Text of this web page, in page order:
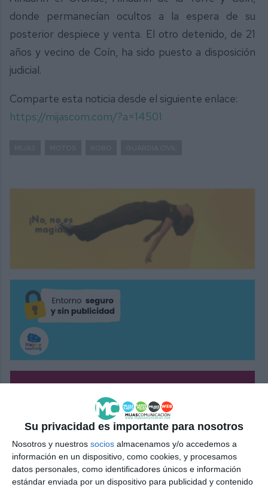
Su privacidad es importante para nosotros
Nosotros y nuestros socios almacenamos y/o accedemos a
información en un dispositivo, como cookies, y procesamos
datos personales, como identificadores únicos e información
estándar enviada por un dispositivo para publicidad y contenido
donde permanecían ocultos a la espera de su
posterior despiece y venta. El otro detenido, de 21
años y vecino de Coín, ha sido puesto a disposición
judicial.
Comparte esta noticia desde el siguiente enlace:
https://mijascom.com/?a=14501